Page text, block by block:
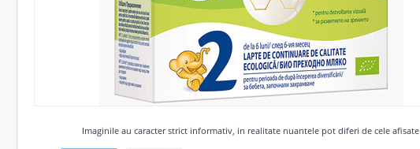
Imaginile au caracter strict informativ, in realitate nuantele pot diferi de cele afisate